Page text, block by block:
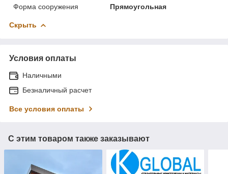
Форма сооружения Прямоугольная
Скрыть
Условия оплаты
Наличными
Безналичный расчет
Все условия оплаты
С этим товаром также заказывают